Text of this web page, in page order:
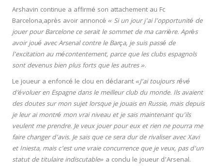
Arshavin continue a affirmé son attachement au Fc
Barcelona,après avoir annoncé « Si un jour j’ai l’opportunité de
jouer pour Barcelone ce serait le sommet de ma carrière. Après
avoir joué avec Arsenal contre le Barça, je suis passé de
l’excitation au mécontentement, parce que les clubs espagnols
sont devenus bien plus forts que les autres».
Le joueur a enfoncé le clou en déclarant«J’ai toujours rêvé
d’évoluer en Espagne dans le meilleur club du monde. Ils avaient
des doutes sur mon sujet lorsque je jouais en Russie, mais depuis
je leur ai montré mon vrai niveau et je sais maintenant qu’ils
veulent me prendre. Je veux jouer pour eux et rien ne pourra me
faire changer d’avis. Je sais que ce sera dur de rivaliser avec Xavi
et Iniesta, mais c’est une vraie concurrence que je veux, pas d’un
statut de titulaire indiscutable» a conclu le joueur d’Arsenal.